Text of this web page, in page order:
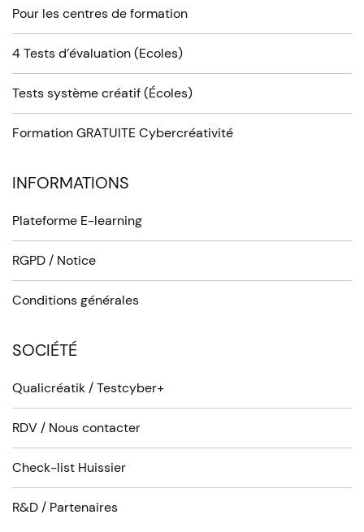
Pour les centres de formation
4 Tests d’évaluation (Ecoles)
Tests système créatif (Écoles)
Formation GRATUITE Cybercréativité
INFORMATIONS
Plateforme E-learning
RGPD / Notice
Conditions générales
SOCIÉTÉ
Qualicréatik / Testcyber+
RDV / Nous contacter
Check-list Huissier
R&D / Partenaires